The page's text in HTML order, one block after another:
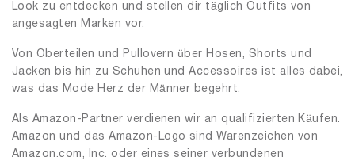
Look zu entdecken und stellen dir täglich Outfits von
angesagten Marken vor.
Von Oberteilen und Pullovern über Hosen, Shorts und
Jacken bis hin zu Schuhen und Accessoires ist alles dabei,
was das Mode Herz der Männer begehrt.
Als Amazon-Partner verdienen wir an qualifizierten Käufen.
Amazon und das Amazon-Logo sind Warenzeichen von
Amazon.com, Inc. oder eines seiner verbundenen